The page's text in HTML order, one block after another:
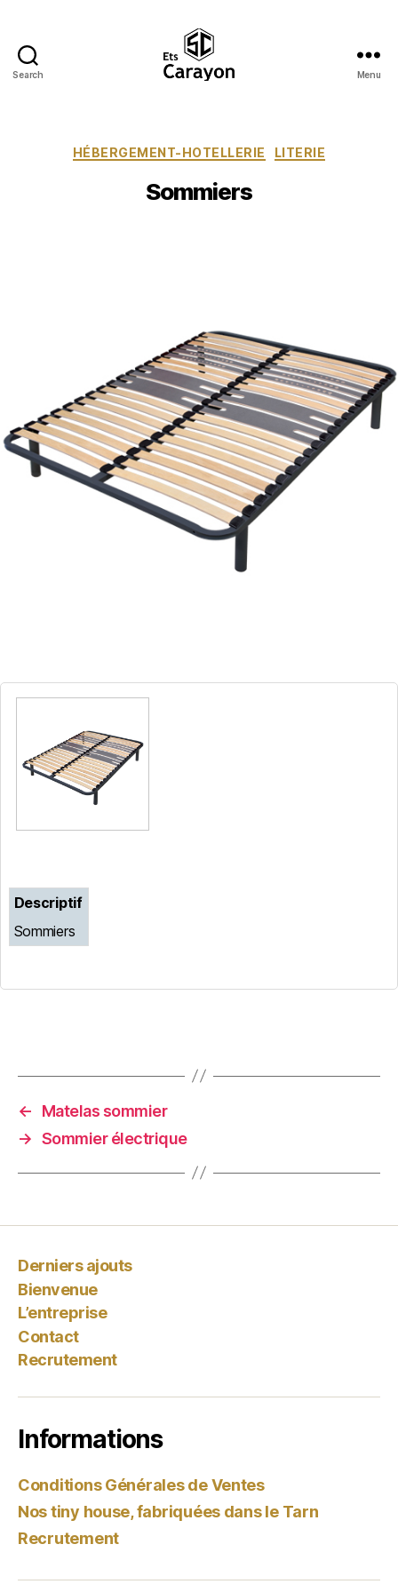
Search Menu
Catégories
HÉBERGEMENT-HOTELLERIE LITERIE
Sommiers
Descriptif
Sommiers
←
Matelas sommier
→ Sommier électrique
Derniers ajouts
Bienvenue
L’entreprise
Contact
Recrutement
Informations
Conditions Générales de Ventes
Nos tiny house, fabriquées dans le Tarn
Recrutement